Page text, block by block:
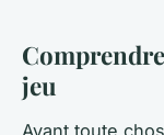
jeu
Avant toute